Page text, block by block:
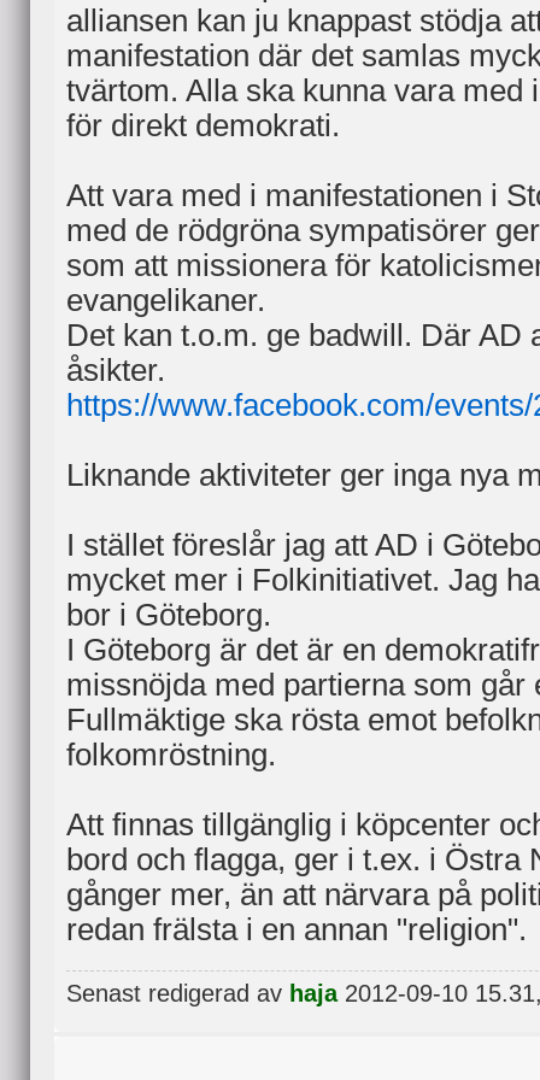
alliansen kan ju knappast stödja
manifestation där det samlas
tvärtom. Alla ska kunna vara med
för direkt demokrati.
Att vara med i manifestationen i
med de rödgröna sympatisörer
som att missionera för
evangelikaner.
Det kan t.o.m. ge badwill. Där AD
åsikter.
https://www.facebook.com/
Liknande aktiviteter ger inga nya
I stället föreslår jag att AD i
mycket mer i Folkinitiativet. Jag
bor i Göteborg.
I Göteborg är det är en
missnöjda med partierna som går
Fullmäktige ska rösta emot
folkomröstning.
Att finnas tillgänglig i köpcenter
bord och flagga, ger i t.ex. i Östra
gånger mer, än att närvara på
redan frälsta i en annan "religion".
Senast redigerad av haja2012-09-10